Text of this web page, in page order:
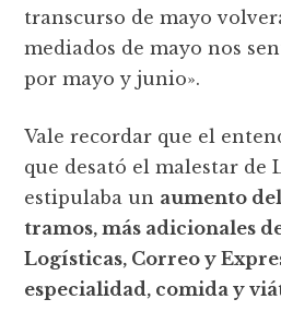
transcurso de mayo
mediados de mayo nos
por mayo y junio».
Vale recordar que el
que desató el malestar de
estipulaba un aumento del
tramos, más adicionales
Logísticas, Correo y
especialidad, comida y